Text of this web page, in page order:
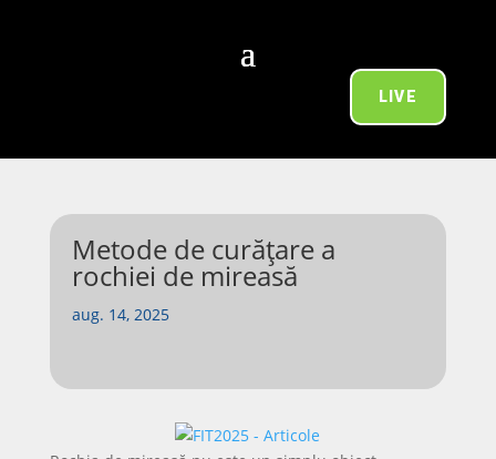
LIVE
Metode de curățare a
rochiei de mireasă
aug. 14, 2025